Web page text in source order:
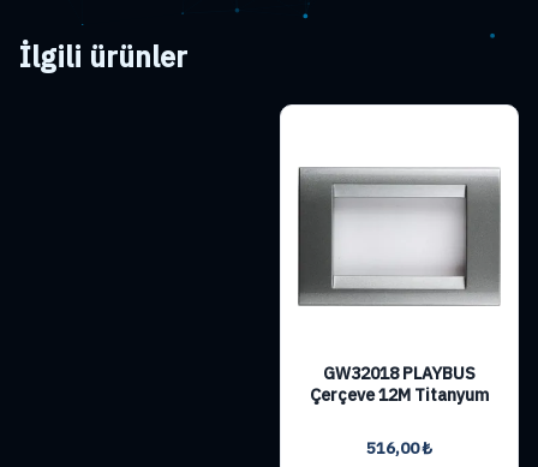
İlgili ürünler
GW32018 PLAYBUS
Çerçeve 12M Titanyum
516,00₺